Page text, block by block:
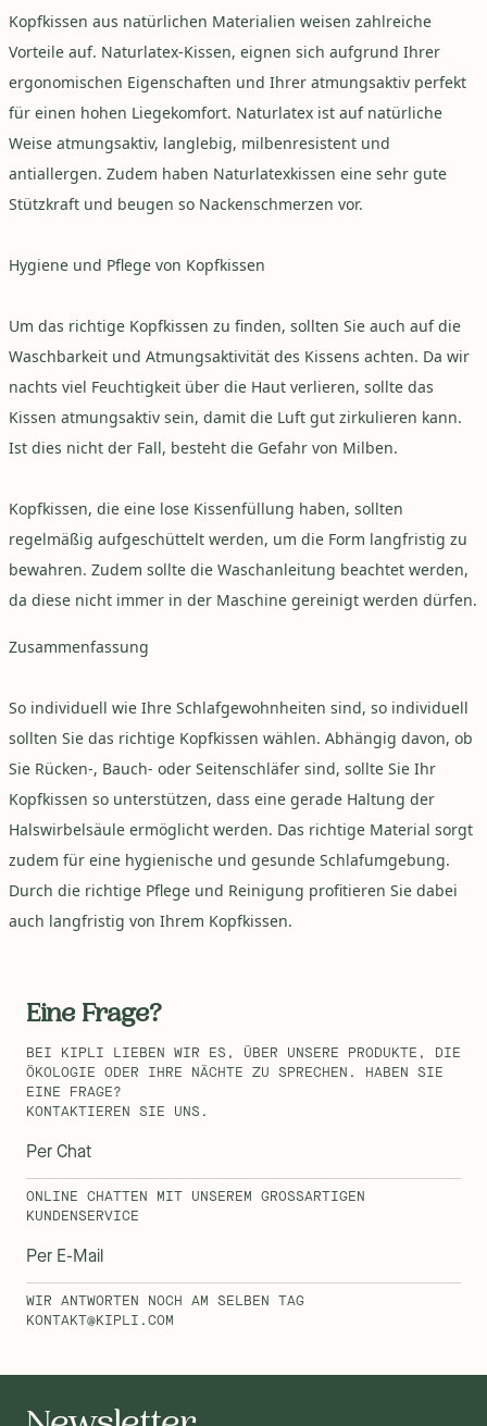
Kopfkissen aus natürlichen Materialien weisen zahlreiche
Vorteile auf. Naturlatex-Kissen, eignen sich aufgrund Ihrer
ergonomischen Eigenschaften und Ihrer atmungsaktiv perfekt
für einen hohen Liegekomfort. Naturlatex ist auf natürliche
Weise atmungsaktiv, langlebig, milbenresistent und
antiallergen. Zudem haben Naturlatexkissen eine sehr gute
Stützkraft und beugen so Nackenschmerzen vor.
Hygiene und Pflege von Kopfkissen
Um das richtige Kopfkissen zu finden, sollten Sie auch auf die
Waschbarkeit und Atmungsaktivität des Kissens achten. Da wir
nachts viel Feuchtigkeit über die Haut verlieren, sollte das
Kissen atmungsaktiv sein, damit die Luft gut zirkulieren kann.
Ist dies nicht der Fall, besteht die Gefahr von Milben.
Kopfkissen, die eine lose Kissenfüllung haben, sollten
regelmäßig aufgeschüttelt werden, um die Form langfristig zu
bewahren. Zudem sollte die Waschanleitung beachtet werden,
da diese nicht immer in der Maschine gereinigt werden dürfen.
Zusammenfassung
So individuell wie Ihre Schlafgewohnheiten sind, so individuell
sollten Sie das richtige Kopfkissen wählen. Abhängig davon, ob
Sie Rücken-, Bauch- oder Seitenschläfer sind, sollte Sie Ihr
Kopfkissen so unterstützen, dass eine gerade Haltung der
Halswirbelsäule ermöglicht werden. Das richtige Material sorgt
zudem für eine hygienische und gesunde Schlafumgebung.
Durch die richtige Pflege und Reinigung profitieren Sie dabei
auch langfristig von Ihrem Kopfkissen.
Eine Frage?
BEI KIPLI LIEBEN WIR ES, ÜBER UNSERE PRODUKTE, DIE
ÖKOLOGIE ODER IHRE NÄCHTE ZU SPRECHEN. HABEN SIE
EINE FRAGE?
KONTAKTIEREN SIE UNS.
Per Chat
ONLINE CHATTEN MIT UNSEREM GROSSARTIGEN K
UNDENSERVICE
Per E-Mail
WIR ANTWORTEN NOCH AM SELBEN TAG
KONTAKT@KIPLI.COM